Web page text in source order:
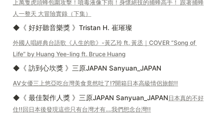
上萬隻虎頭蜂包圍攻擊！噴毒液像下雨！身懷絕技的捕蜂高手！ 跟著捕蜂
人一整天 大冒險實錄（下集）
◆《 好好聽音樂獎 》Tristan H. 崔璀璨
外國人唱經典台語歌《人生的歌》-黃乙玲 ft. 黃丞｜COVER “Song of
Life” by Huang Yee-ling ft. Bruce Huang
◆《 訪到心坎獎 》三原JAPAN Sanyuan_JAPAN
AV女優三上悠亞吃台灣美食竟然吐了!?開箱日本高級情侶旅館!!
◆《 最佳製作人獎 》三原JAPAN Sanyuan_JAPAN 日本真的不好
住!!回日本後發現這些只有台灣才有....我們想念台灣!!